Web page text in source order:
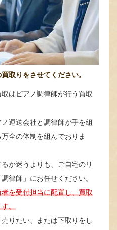
取りをさせてください。
はピアノ調律師が行う買取
運送会社と調律師が手を組
全の体制を組んでおりま
か迷うよりも、ご自宅のリ
律師」にお任せください。
を受付担当に配置し、買取
。
りたい、または下取りをし